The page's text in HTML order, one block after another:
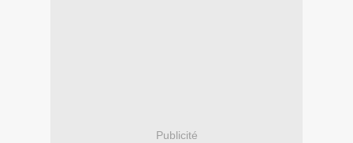
Publicité